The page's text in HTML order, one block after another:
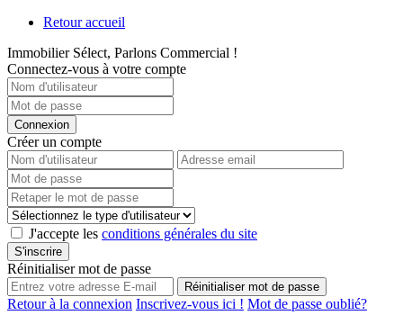
Retour accueil
Immobilier Sélect, Parlons Commercial !
Connectez-vous à votre compte
Connexion
Créer un compte
J'accepte les conditions générales du site
S'inscrire
Réinitialiser mot de passe
Réinitialiser mot de passe
Retour à la connexion Inscrivez-vous ici ! Mot de passe oublié?